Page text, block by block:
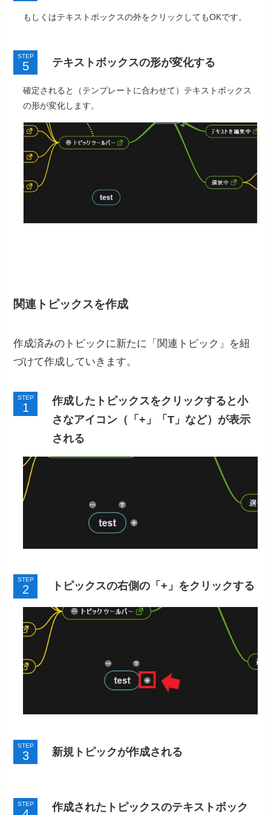
もしくはテキストボックスの外をクリックしてもOKです。
STEP
テキストボックスの形が変化する
確定されると（テンプレートに合わせて）テキストボックス
の形が変化します。
関連トピックスを作成
作成済みのトピックに新たに「関連トピック」を紐
づけて作成していきます。
STEP
作成したトピックスをクリックすると小
さなアイコン（「+」「T」など）が表示
される
STEP
トピックスの右側の「+」をクリックする
STEP
新規トピックが作成される
STEP 作成されたトピックスのテキストボック